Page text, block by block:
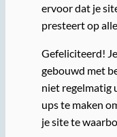
ervoor dat je
presteert op
Gefeliciteerd!
gebouwd met
niet regelmatig
ups te maken
je site te